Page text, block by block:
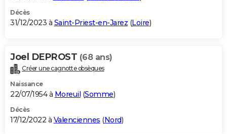
Décès
31/12/2023 à Saint-Priest-en-Jarez (Loire)
Joel DEPROST (68 ans)
Créer une cagnotte obsèques
Naissance
22/07/1954 à Moreuil (Somme)
Décès
17/12/2022 à Valenciennes (Nord)